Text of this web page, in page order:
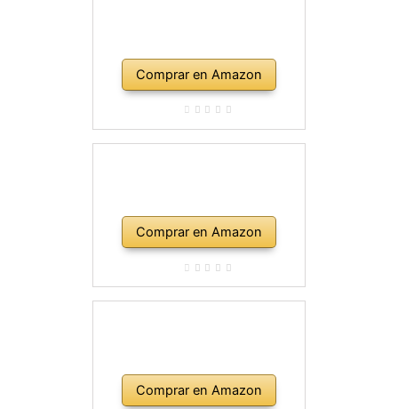
Comprar en Amazon
Comprar en Amazon
Comprar en Amazon